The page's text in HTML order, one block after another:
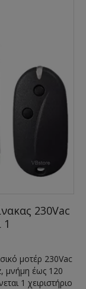
230Vac
1
μοτέρ 230Vac
μνήμη έως 120
1 χειριστήριο